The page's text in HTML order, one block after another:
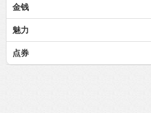
金钱
魅力
点券